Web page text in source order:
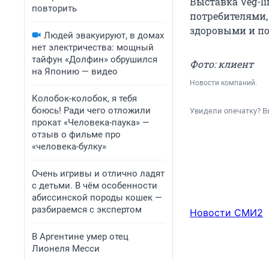
повторить
Людей эвакуируют, в домах
нет электричества: мощный
тайфун «Долфин» обрушился
на Японию — видео
Колобок-колобок, я тебя
боюсь! Ради чего отложили
прокат «Человека-паука» —
отзыв о фильме про
«человека-булку»
Очень игривы и отлично ладят
с детьми. В чём особенности
абиссинской породы кошек —
разбираемся с экспертом
В Аргентине умер отец
Лионеля Месси
здоровыми и
Фото: клиент
Новости компаний.
Увидели опечатку?
Новости СМИ2